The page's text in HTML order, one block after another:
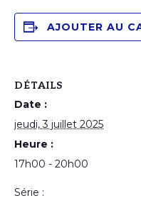
AJOUTER AU
DÉTAILS
Date :
jeudi, 3 juillet 2025
Heure :
17h00 - 20h00
Série :